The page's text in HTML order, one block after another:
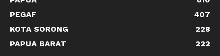
PEGAF
407
KOTA SORONG
228
PAPUA BARAT
222